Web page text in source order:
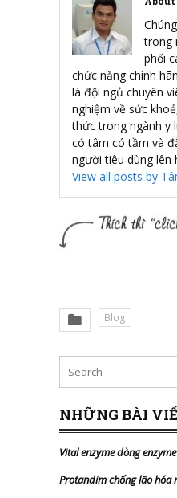
trong
phối
chức năng chính
là đội ngủ chuyên
nghiệm về sức
thức trong ngành y
có tâm có tầm và
người tiêu dùng lên
View all posts by
Blog
NHỮNG BÀI
Vital enzyme dòng
Protandim chống lão hóa